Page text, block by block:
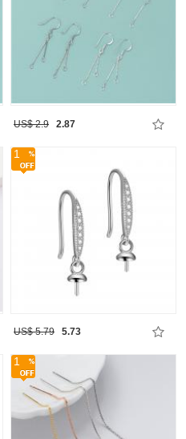
US$ 2.9 2.87
1
US$ 5.79 5.73
1